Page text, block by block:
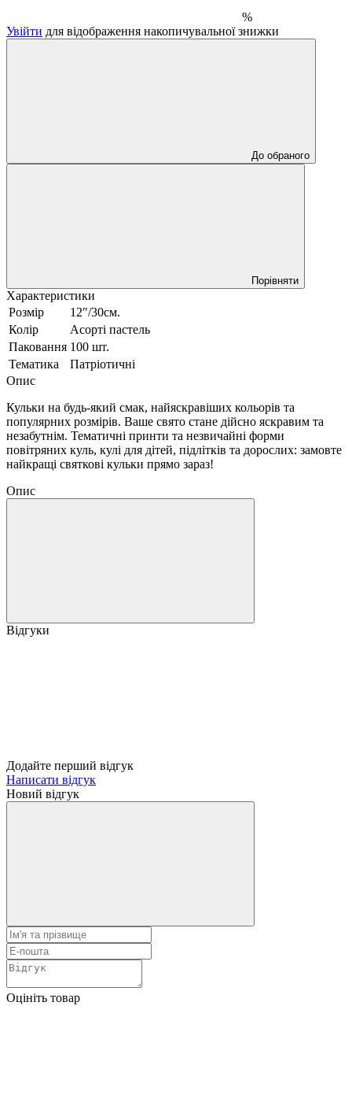
%
Увійти для відображення накопичувальної знижки
До обраного
Порівняти
Характеристики
Розмір
12"/30см.
Колір
Асортi пастель
Паковання 100 шт.
Тематика
Патріотичні
Опис
Кульки на будь-який смак, найяскравіших кольорів та
популярних розмірів. Ваше свято стане дійсно яскравим та
незабутнім. Тематичні принти та незвичайні форми
повітряних куль, кулі для дітей, підлітків та дорослих: замовте
найкращі святкові кульки прямо зараз!
Опис
Відгуки
Додайте перший відгук
Написати відгук
Новий відгук
Оцініть товар